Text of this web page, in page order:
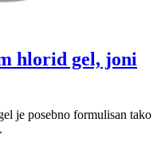
hlorid gel, joni
je posebno formulisan tako